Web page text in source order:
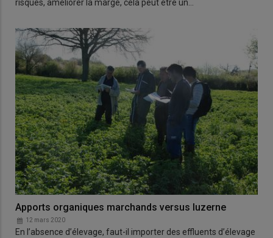
risques, améliorer la marge, cela peut être un…
Apports organiques marchands versus luzerne
12 mars 2020
En l’absence d’élevage, faut-il importer des effluents d’élevage